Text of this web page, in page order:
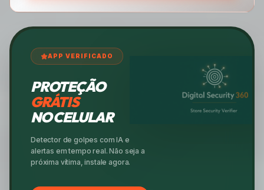
APP VERIFICADO
PROTEÇÃO
GRÁTIS
NO CELULAR
Detector de golpes com IA e
alertas em tempo real. Não seja a
próxima vítima, instale agora.